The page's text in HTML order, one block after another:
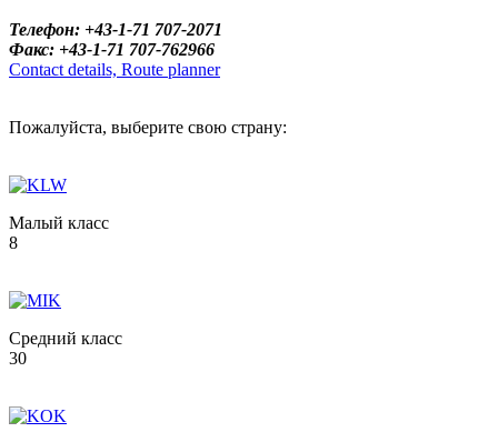
Телефон: +43-1-71 707-2071
Факс: +43-1-71 707-762966
Contact details, Route planner
Пожалуйста, выберите свою страну:
Малый класс
8
Средний класс
30